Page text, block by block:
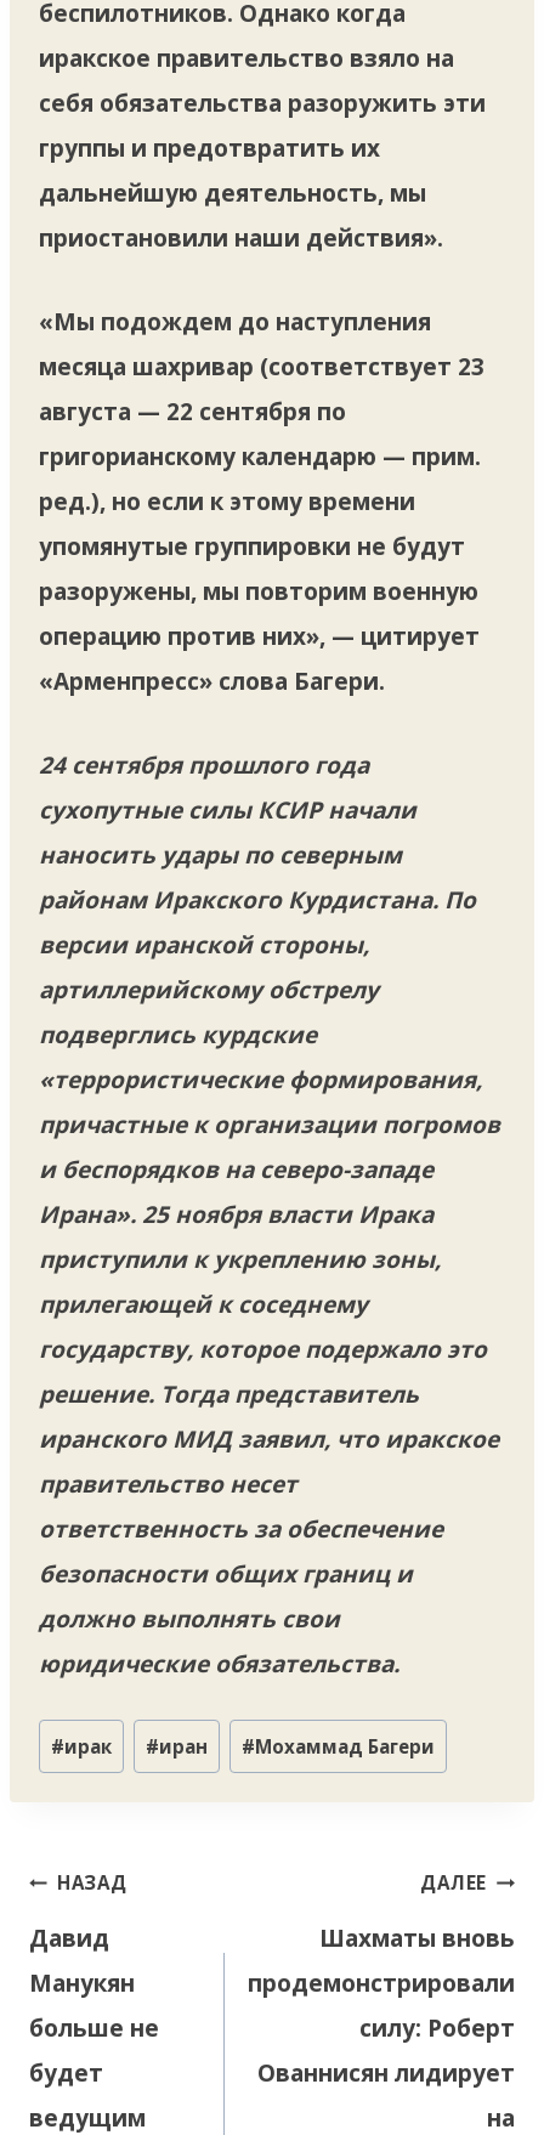
беспилотников. Однако когда
иракское правительство взяло на
себя обязательства разоружить эти
группы и предотвратить их
дальнейшую деятельность, мы
приостановили наши действия».
«Мы подождем до наступления
месяца шахривар (соответствует 23
августа — 22 сентября по
григорианскому календарю — прим.
ред.), но если к этому времени
упомянутые группировки не будут
разоружены, мы повторим военную
операцию против них», — цитирует
«Арменпресс» слова Багери.
24 сентября прошлого года
сухопутные силы КСИР начали
наносить удары по северным
районам Иракского Курдистана. По
версии иранской стороны,
артиллерийскому обстрелу
подверглись курдские
«террористические формирования,
причастные к организации погромов
и беспорядков на северо-западе
Ирана». 25 ноября власти Ирака
приступили к укреплению зоны,
прилегающей к соседнему
государству, которое подержало это
решение. Тогда представитель
иранского МИД заявил, что иракское
правительство несет
ответственность за обеспечение
безопасности общих границ и
должно выполнять свои
юридические обязательства.
Метки
записи:
#ирак #иран #Мохаммад Багери
Навигация
записям
НАЗАД
Давид
Манукян
больше не
будет
ведущим
ДАЛЕЕ
Шахматы вновь
продемонстрировали
силу: Роберт
Ованнисян лидирует
на